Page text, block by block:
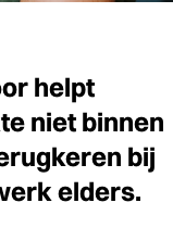
helpt
niet binnen
bij
elders.